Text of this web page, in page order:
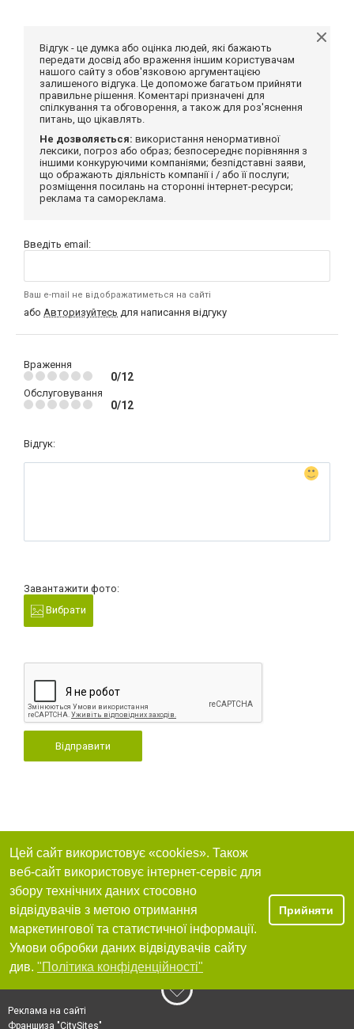
Відгук - це думка або оцінка людей, які бажають
передати досвід або враження іншим користувачам
нашого сайту з обов'язковою аргументацією
залишеного відгука. Це допоможе багатьом прийняти
правильне рішення. Коментарі призначені для
спілкування та обговорення, а також для роз'яснення
питань, що цікавлять.
Не дозволяється: використання ненормативної
лексики, погроз або образ; безпосереднє порівняння з
іншими конкуруючими компаніями; безпідставні заяви,
що ображають діяльність компанії і / або її послуги;
розміщення посилань на сторонні інтернет-ресурси;
реклама та самореклама.
Введіть email:
Ваш e-mail не відображатиметься на сайті
або Авторизуйтесь для написання відгуку
Враження
0/12
Обслуговування
0/12
Відгук:
Завантажити фото:
Вибрати
Відправити
Цей сайт використовує «cookies». Також
веб-сайт використовує інтернет-сервіс для
збору технічних даних стосовно
відвідувачів з метою отримання
маркетингової та статистичної інформації.
Умови обробки даних відвідувачів сайту
див. "Політика конфіденційності"
Прийняти
Реклама на сайті
Франшиза "CitySites"